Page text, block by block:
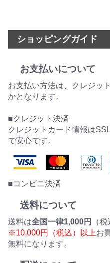
ショッピングガイド
お支払いについて
お支払い方法は、クレジッ
かとなります。
■クレジット決済
クレジットカード情報は
で安心です。
■コンビニ決済
送料について
送料は全国一律1,000円
（
※10,000円（税込）以上お
無料になります。